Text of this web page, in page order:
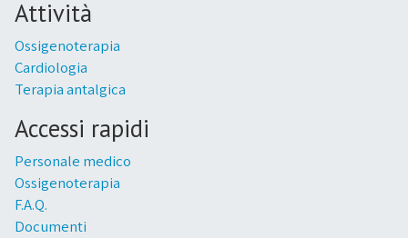
Attività
Ossigenoterapia
Cardiologia
Terapia antalgica
Accessi rapidi
Personale medico
Ossigenoterapia
F.A.Q.
Documenti